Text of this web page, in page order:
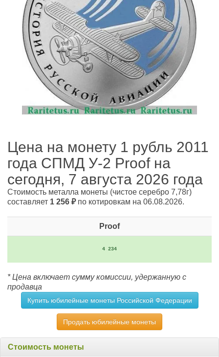
Цена на монету 1 рубль 2011
года СПМД У-2 Proof на
сегодня, 7 августа 2026 года
Стоимость металла монеты (чистое серебро 7,78г)
составляет 1 256 ₽по котировкам на 06.08.2026.
Proof
4 234
* Цена включает сумму комиссии, удержанную с
продавца
Купить юбилейные монеты Российской Федерации
Продать юбилейные монеты
Стоимость монеты